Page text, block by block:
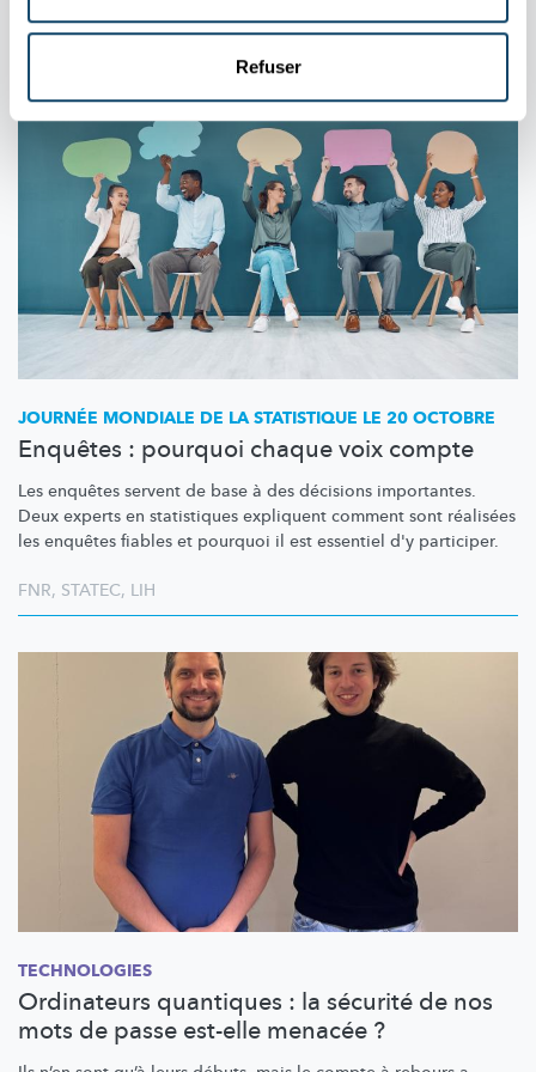
Refuser
Aussi dans cette rubrique
JOURNÉE MONDIALE DE LA STATISTIQUE LE 20 OCTOBRE
Enquêtes : pourquoi chaque voix compte
Les enquêtes servent de base à des décisions importantes.
Deux experts en statistiques expliquent comment sont réalisées
les enquêtes fiables et pourquoi il est essentiel d'y participer.
FNR, STATEC, LIH
TECHNOLOGIES
Ordinateurs quantiques : la sécurité de nos
mots de passe est-elle menacée ?